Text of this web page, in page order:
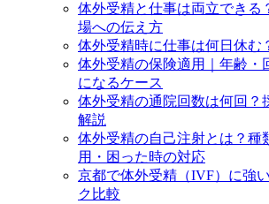
体外受精と仕事は両立できる
場への伝え方
体外受精時に仕事は何日休む
体外受精の保険適用｜年齢・
になるケース
体外受精の通院回数は何回？
解説
体外受精の自己注射とは？種
用・困った時の対応
京都で体外受精（IVF）に強
ク比較